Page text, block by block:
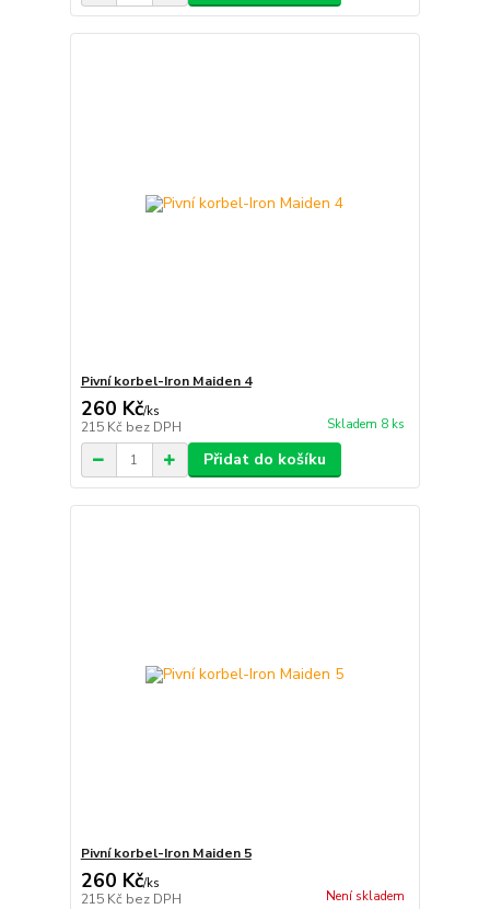
Pivní korbel-Iron Maiden 4
260 Kč/ks
215 Kč bez DPH Skladem 8 ks
Přidat do košíku
Pivní korbel-Iron Maiden 5
260 Kč/ks
215 Kč bez DPH Není skladem